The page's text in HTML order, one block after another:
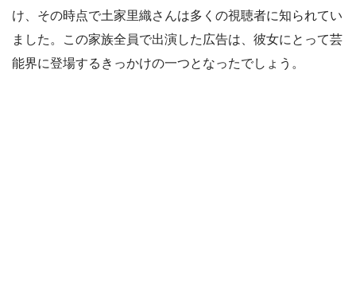
け、その時点で土家里織さんは多くの視聴者に知られてい
ました。この家族全員で出演した広告は、彼女にとって芸
能界に登場するきっかけの一つとなったでしょう。